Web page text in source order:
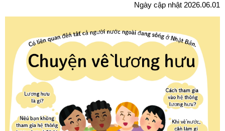
Ngày cập nhật 2026.06.01